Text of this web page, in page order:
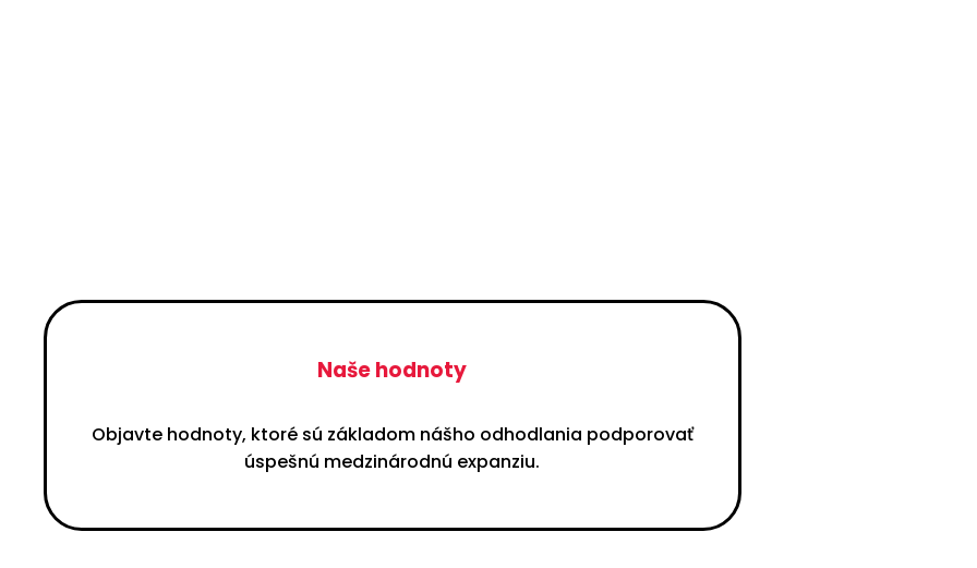
Naše hodnoty
Objavte hodnoty, ktoré sú základom nášho odhodlania podporovať
úspešnú medzinárodnú expanziu.